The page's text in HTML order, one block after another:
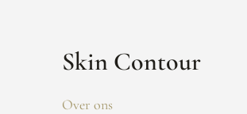
Skin Contour
Over ons